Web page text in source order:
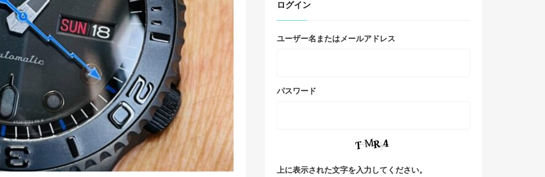
ログイン
ユーザー名またはメールアドレス
パスワード
上に表示された文字を入力してください。